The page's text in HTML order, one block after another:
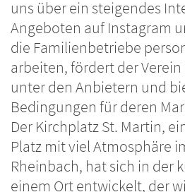
uns über ein steigendes
Angeboten auf Instagram
die Familienbetriebe
arbeiten, fördert der
unter den Anbietern und
Bedingungen für deren
Der Kirchplatz St. Martin,
Platz mit viel Atmosphäre
Rheinbach, hat sich in der
einem Ort entwickelt, der